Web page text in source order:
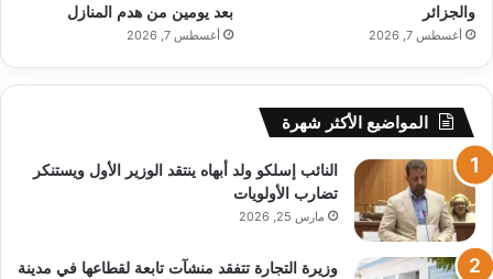
والجزائر
أغسطس 7, 2026
بعد يومين من هدم المنازل
أغسطس 7, 2026
المواضيع الأكثر شهرة
النائب إسلكو ولد أبهاه ينتقد الوزير الأول ويستنكر
تضارب الأولويات
مارس 25, 2026
وزيرة التجارة تتفقد منشآت تابعة لقطاعها في مدينة